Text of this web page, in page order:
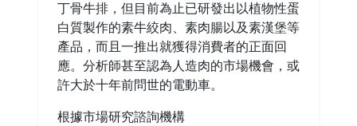
丁骨牛排，但目前為止已研發出以植物性蛋
白質製作的素牛絞肉、素肉腸以及素漢堡等
產品，而且一推出就獲得消費者的正面回
應。分析師甚至認為人造肉的市場機會，或
許大於十年前問世的電動車。
根據市場研究諮詢機構